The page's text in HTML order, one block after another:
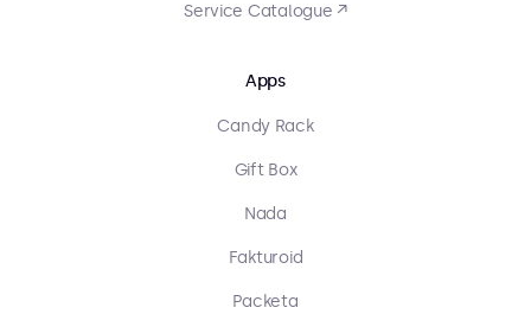
Service Catalogue ↗
Apps
Candy Rack
Gift Box
Nada
Fakturoid
Packeta